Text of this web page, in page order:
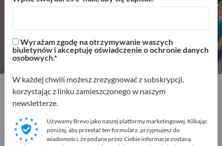
Dystrybutorów
2
Exportpages Biurowe artykuły Opakowania i wysyłki
Reklamuj się bezpłatnie w serwisie
Exportpages!
Szukaj – Oferty – Towary używane – Kontakty biznesowe
Wyrażam zgodę na otrzymywanie waszych
biuletynów i akceptuję oświadczenie o ochronie danych
osobowych.
W każdej chwili możesz zrezygnować z subskrypcji,
korzystając z linku zamieszczonego w naszym
newsletterze.
Używamy Brevo jako naszej platformy marketingowej. Klikając
poniżej, aby przesłać ten formularz, przyjmujesz do
wiadomości, że podane przez Ciebie informacje zostaną